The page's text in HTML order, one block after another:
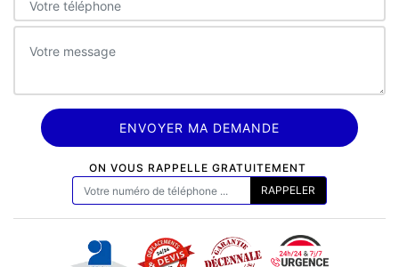
ON VOUS RAPPELLE GRATUITEMENT